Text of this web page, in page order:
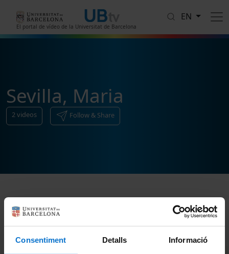
Consentiment Detalls Informació
El portal de vídeo de la Universitat de Barcelona
EN
Sevilla, Maria
2videos Follow & Share
Sort